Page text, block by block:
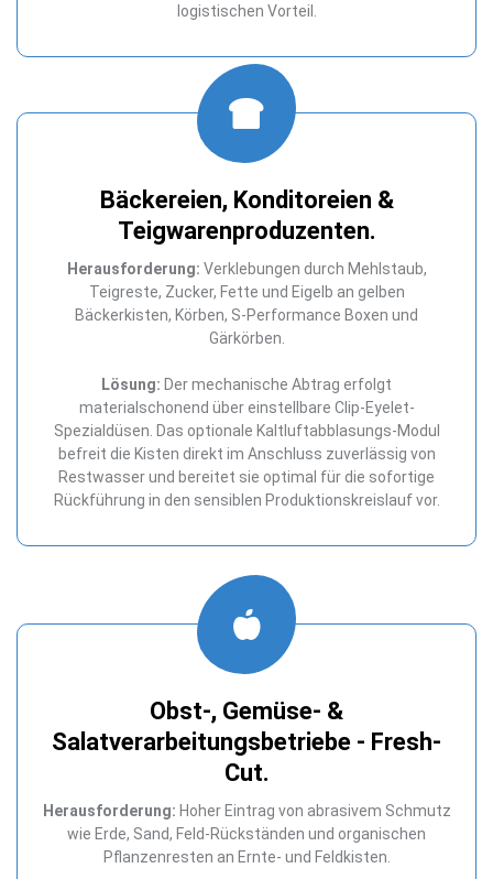
logistischen Vorteil.
Bäckereien, Konditoreien &
Teigwarenproduzenten.
Herausforderung: Verklebungen durch Mehlstaub,
Teigreste, Zucker, Fette und Eigelb an gelben
Bäckerkisten, Körben, S-Performance Boxen und
Gärkörben.
Lösung: Der mechanische Abtrag erfolgt
materialschonend über einstellbare Clip-Eyelet-
Spezialdüsen. Das optionale Kaltluftabblasungs-Modul
befreit die Kisten direkt im Anschluss zuverlässig von
Restwasser und bereitet sie optimal für die sofortige
Rückführung in den sensiblen Produktionskreislauf vor.
Obst-, Gemüse- &
Salatverarbeitungsbetriebe - Fresh-
Cut.
Herausforderung: Hoher Eintrag von abrasivem Schmutz
wie Erde, Sand, Feld-Rückständen und organischen
Pflanzenresten an Ernte- und Feldkisten.